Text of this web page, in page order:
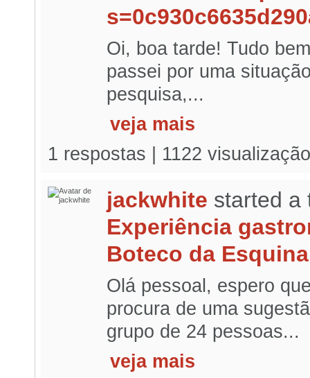
Oi, boa tarde! Tudo
passei por uma
pesquisa,...
veja mais
1 respostas | 1122
jackwhite started
Experiência
Boteco da Esquina
Olá pessoal, espero
procura de uma
grupo de 24 pessoas...
veja mais